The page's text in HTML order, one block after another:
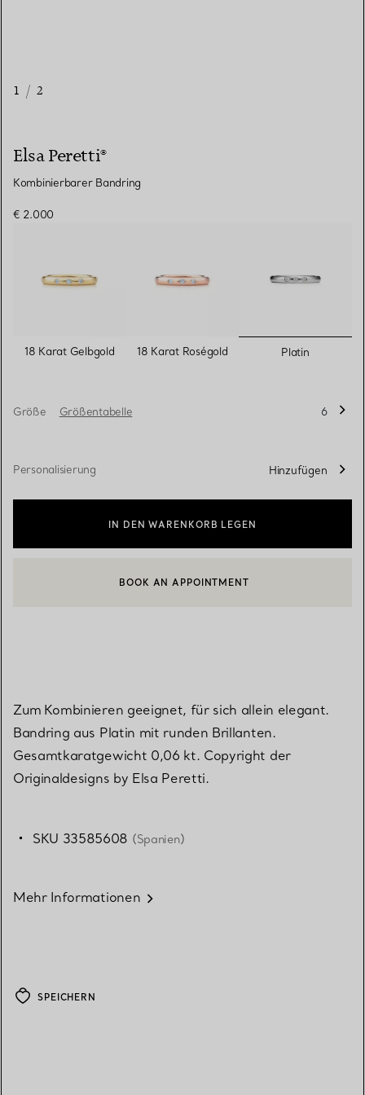
1 / 2
Elsa Peretti®
Kombinierbarer Bandring
€ 2.000
18 Karat Gelbgold 18 Karat Roségold Platin
Größe Größentabelle 6
Personalisierung Hinzufügen
IN DEN WARENKORB LEGEN
EINEN KUNDENBERATER KONTAKTIEREN ODER EINEN
BOOK AN APPOINTMENT
Zum Kombinieren geeignet, für sich allein elegant.
Bandring aus Platin mit runden Brillanten.
Gesamtkaratgewicht 0,06 kt. Copyright der
Originaldesigns by Elsa Peretti.
SKU 33585608 (Spanien)
Mehr Informationen
SPEICHERN